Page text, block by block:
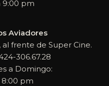
9:00 pm
Aviadores
al frente de Super Cine.
306.67.28
a Domingo:
8:00 pm